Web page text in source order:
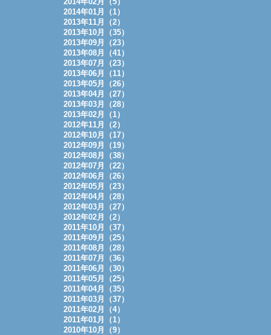
2014年01月（1）
2013年11月（2）
2013年10月（35）
2013年09月（23）
2013年08月（41）
2013年07月（23）
2013年06月（11）
2013年05月（26）
2013年04月（27）
2013年03月（28）
2013年02月（1）
2012年11月（2）
2012年10月（17）
2012年09月（19）
2012年08月（38）
2012年07月（22）
2012年06月（26）
2012年05月（23）
2012年04月（28）
2012年03月（27）
2012年02月（2）
2011年10月（37）
2011年09月（25）
2011年08月（28）
2011年07月（36）
2011年06月（30）
2011年05月（25）
2011年04月（35）
2011年03月（37）
2011年02月（4）
2011年01月（1）
2010年10月（9）